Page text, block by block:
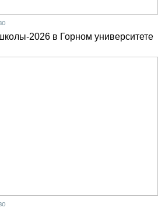
2026 в Горном университете